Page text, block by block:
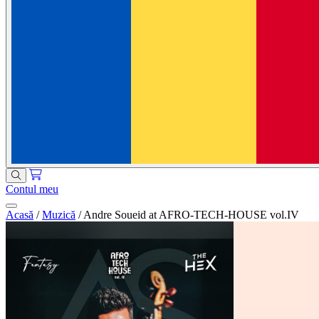
Contul meu
Acasă / Muzică / Andre Soueid at AFRO-TECH-HOUSE vol.IV